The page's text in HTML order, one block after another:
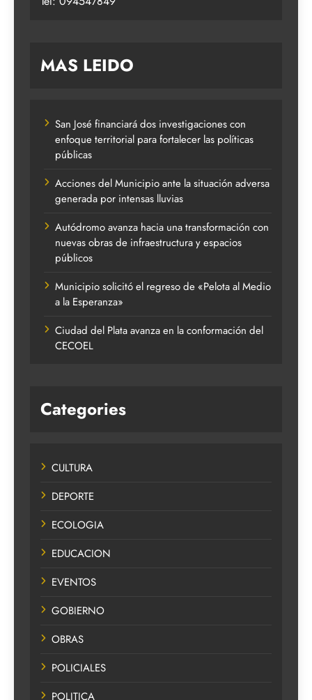
MAS LEIDO
San José financiará dos investigaciones con
enfoque territorial para fortalecer las políticas
públicas
Acciones del Municipio ante la situación adversa
generada por intensas lluvias
Autódromo avanza hacia una transformación con
nuevas obras de infraestructura y espacios
públicos
Municipio solicitó el regreso de «Pelota al Medio
a la Esperanza»
Ciudad del Plata avanza en la conformación del
CECOEL
Categories
CULTURA
DEPORTE
ECOLOGIA
EDUCACION
EVENTOS
GOBIERNO
OBRAS
POLICIALES
POLITICA